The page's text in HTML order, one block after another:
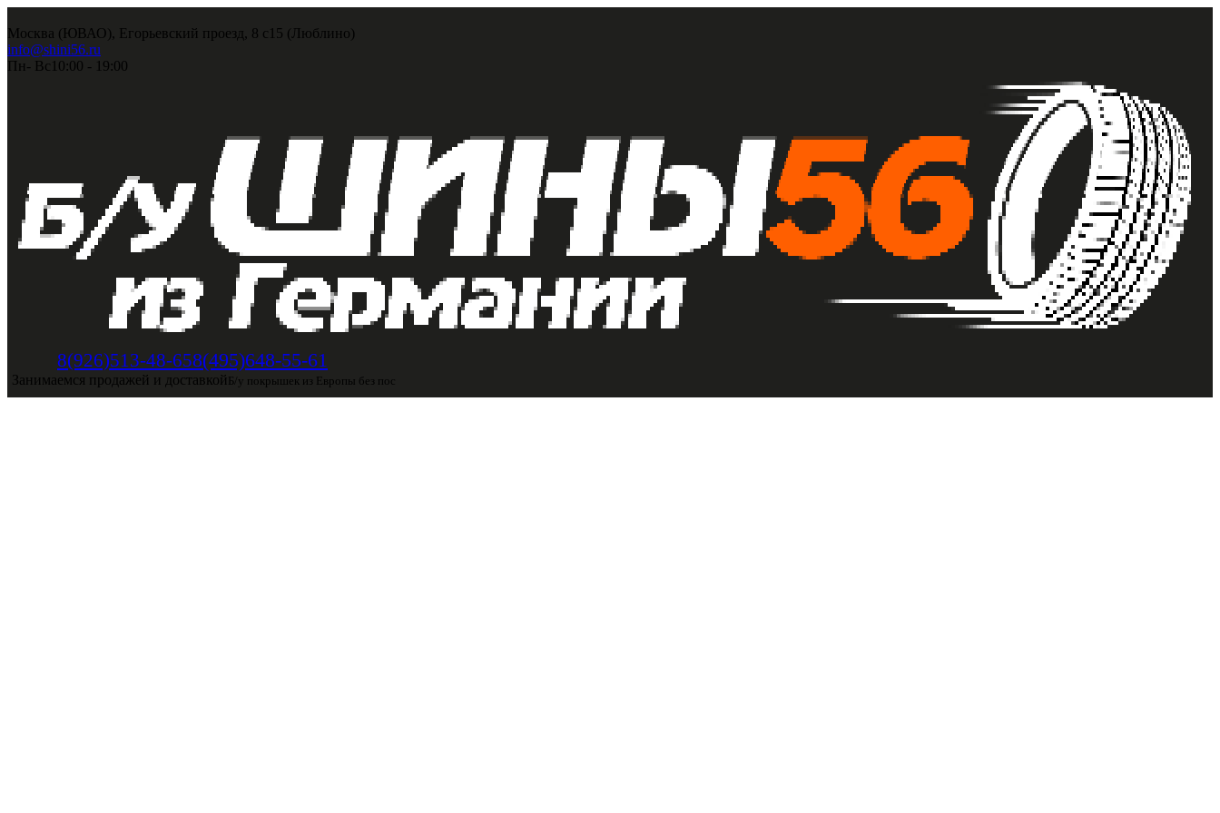
Москва (ЮВАО), Егорьевский проезд, 8 с15 (Люблино)
info@shini56.ru
Пн- Вс 10:00 - 19:00
8(926)513-48-658(495)648-55-61
Занимаемся продажей и доставкой Б/у покрышек из Европы без пос